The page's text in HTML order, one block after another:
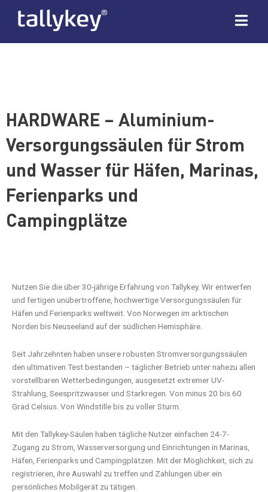
HARDWARE – Aluminium-
Versorgungssäulen für Strom
und Wasser für Häfen, Marinas,
Ferienparks und
Campingplätze
Nutzen Sie die über 30-jährige Erfahrung von Tallykey. Wir entwerfen
und fertigen unübertroffene, hochwertige Versorgungssäulen für
Häfen und Ferienparks weltweit. Von Norwegen im arktischen
Norden bis Neuseeland auf der südlichen Hemisphäre.
Seit Jahrzehnten haben unsere robusten Stromversorgungssäulen
den ultimativen Test bestanden – täglicher Betrieb unter nahezu allen
vorstellbaren Wetterbedingungen, ausgesetzt extremer UV-
Strahlung, Seespritzwasser und Starkregen. Von minus 20 bis 60
Grad Celsius. Von Windstille bis zu voller Sturm.
Mit den Tallykey-Säulen haben tägliche Nutzer einfachen 24-7-
Zugang zu Strom, Wasserversorgung und Einrichtungen in Marinas,
Häfen, Ferienparks und Campingplätzen. Mit der Möglichkeit, sich zu
registrieren, ihre Auswahl zu treffen und Zahlungen über ein
persönliches Mobilgerät zu tätigen.